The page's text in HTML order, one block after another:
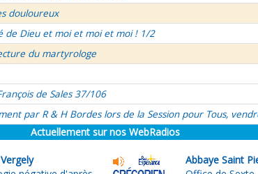
douloureux
de Dieu et moi et moi et moi ! 1/2
du martyrologe
de Sales 37/106
par R & H Bordes lors de la Session pour Tous,
Actuellement sur nos WebRadios
Abbaye Saint